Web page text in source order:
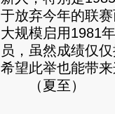
于放弃今年的联
大规模启用1981
员，虽然成绩仅
希望此举也能带来
（夏至）